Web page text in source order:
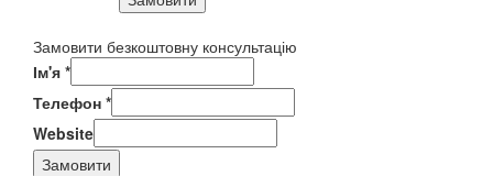
Замовити безкоштовну консультацію
Ім'я *
Телефон *
Website
Замовити